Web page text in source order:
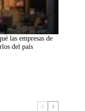
las empresas de
del país